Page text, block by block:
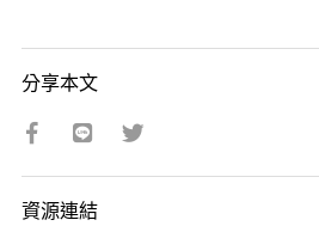
分享本文
資源連結